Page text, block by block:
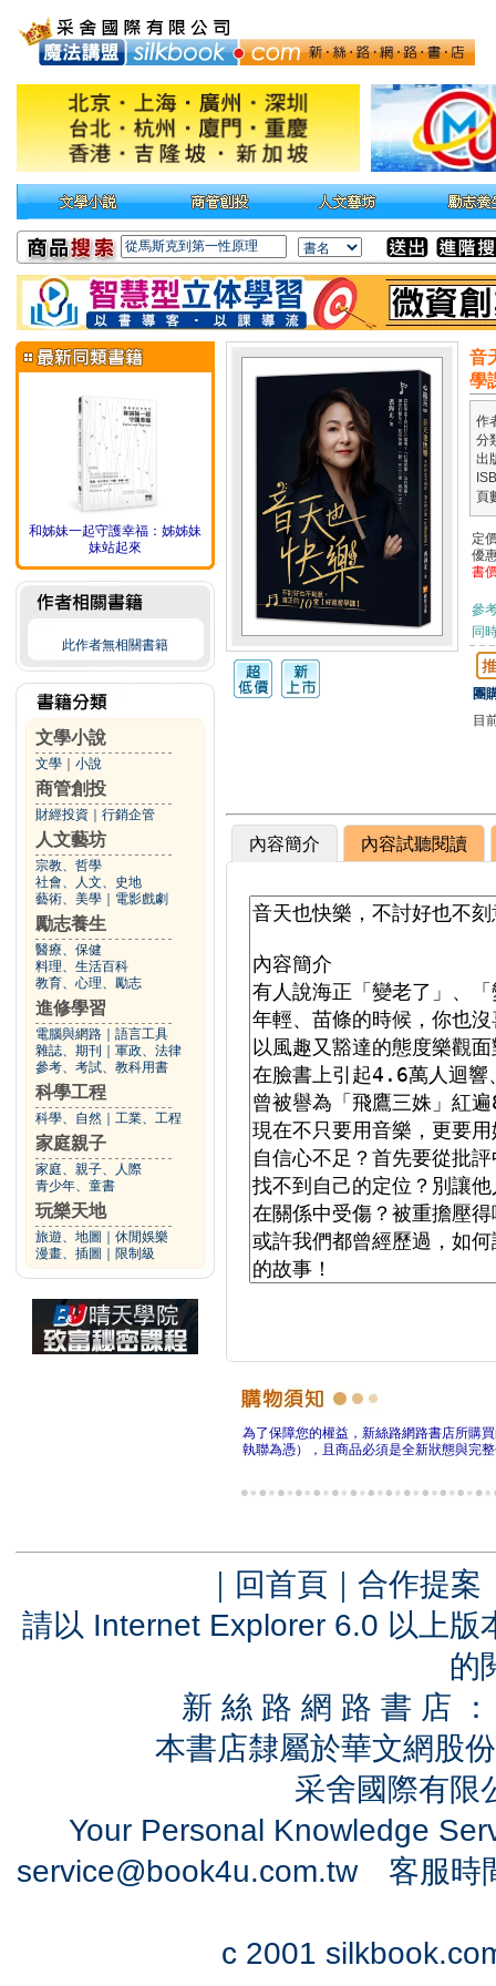
和姊妹一起守護幸福：姊姊妹
妹站起來
此作者無相關書籍
文學小說
文學 小說
商管創投
財經投資 行銷企管
人文藝坊
宗教、哲學
社會、人文、史地
藝術、美學
電影戲劇
勵志養生
醫療、保健
料理、生活百科
教育、心理、勵志
進修學習
電腦與網路
語言工具
雜誌、期刊
軍政、法律
參考、考試、教科用書
科學工程
科學、自然 工業、工程
家庭親子
家庭、親子、人際
青少年、童書
玩樂天地
旅遊、地圖
休閒娛樂
漫畫、插圖
限制級
音
學
作
分
出
頁
定
優
書
參
同
團
目
內容簡介 內容試聽閱讀
為了保障您的權益，新絲路網路書店所購
執聯為憑），且商品必須是全新狀態與完
｜ 回首頁 ｜ 合作提案
請以 Internet Explorer 6.0 以上
的
新 絲 路 網 路 書 店
本書店隸屬於華文網股
采舍國際有
Your Personal Knowledge
service@book4u.com.tw客服時
c 2001